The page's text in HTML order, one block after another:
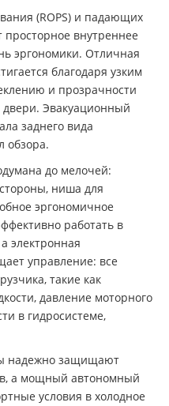
(ROPS) и падающих
просторное внутреннее
эргономики. Отличная
благодаря узким
и прозрачности
Эвакуационный
заднего вида
обзора.
до мелочей:
ниша для
эргономичное
работать в
электронная
управление: все
такие как
давление моторного
в гидросистеме,
надежно защищают
а мощный автономный
условия в холодное